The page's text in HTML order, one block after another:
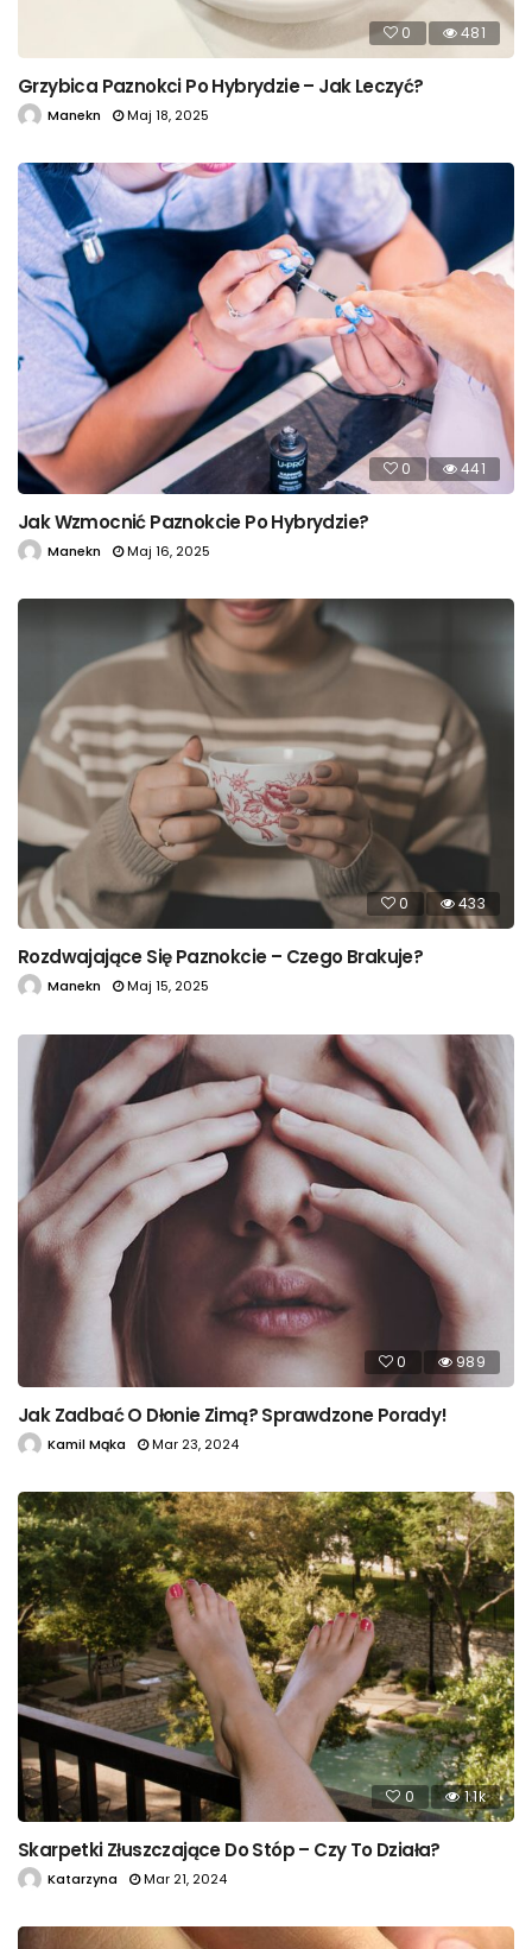
0 481
Grzybica Paznokci Po Hybrydzie – Jak Leczyć?
Manekn Maj 18, 2025
0 441
Jak Wzmocnić Paznokcie Po Hybrydzie?
Manekn Maj 16, 2025
0 433
Rozdwajające Się Paznokcie – Czego Brakuje?
Manekn Maj 15, 2025
0 989
Jak Zadbać O Dłonie Zimą? Sprawdzone Porady!
Kamil Mąka Mar 23, 2024
0 1.1k
Skarpetki Złuszczające Do Stóp – Czy To Działa?
Katarzyna Mar 21, 2024